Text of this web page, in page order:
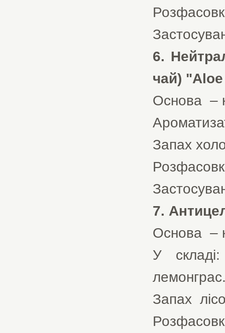
6.
чай) "Aloe
Основа –
Запах
7.
Основа –
У
Запах